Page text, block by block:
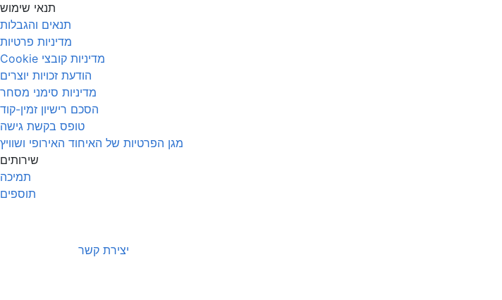
תנאי שימוש
תנאים והגבלות
מדיניות פרטיות
מדיניות קובצי Cookie
הודעת זכויות יוצרים
מדיניות סימני מסחר
הסכם רישיון זמין-קוד
טופס בקשת גישה
מגן הפרטיות של האיחוד האירופי ושוויץ
שירותים
תמיכה
תוספים
יצירת קשר